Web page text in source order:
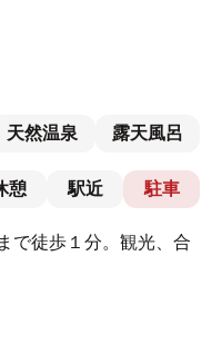
天然温泉 露天風呂
憩 駅近 駐車
で徒歩１分。観光、合